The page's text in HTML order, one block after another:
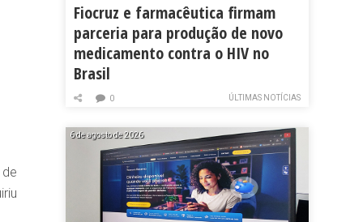
Fiocruz e farmacêutica firmam
parceria para produção de novo
medicamento contra o HIV no
Brasil
ÚLTIMAS NOTÍCIAS
0
6 de agosto de 2026